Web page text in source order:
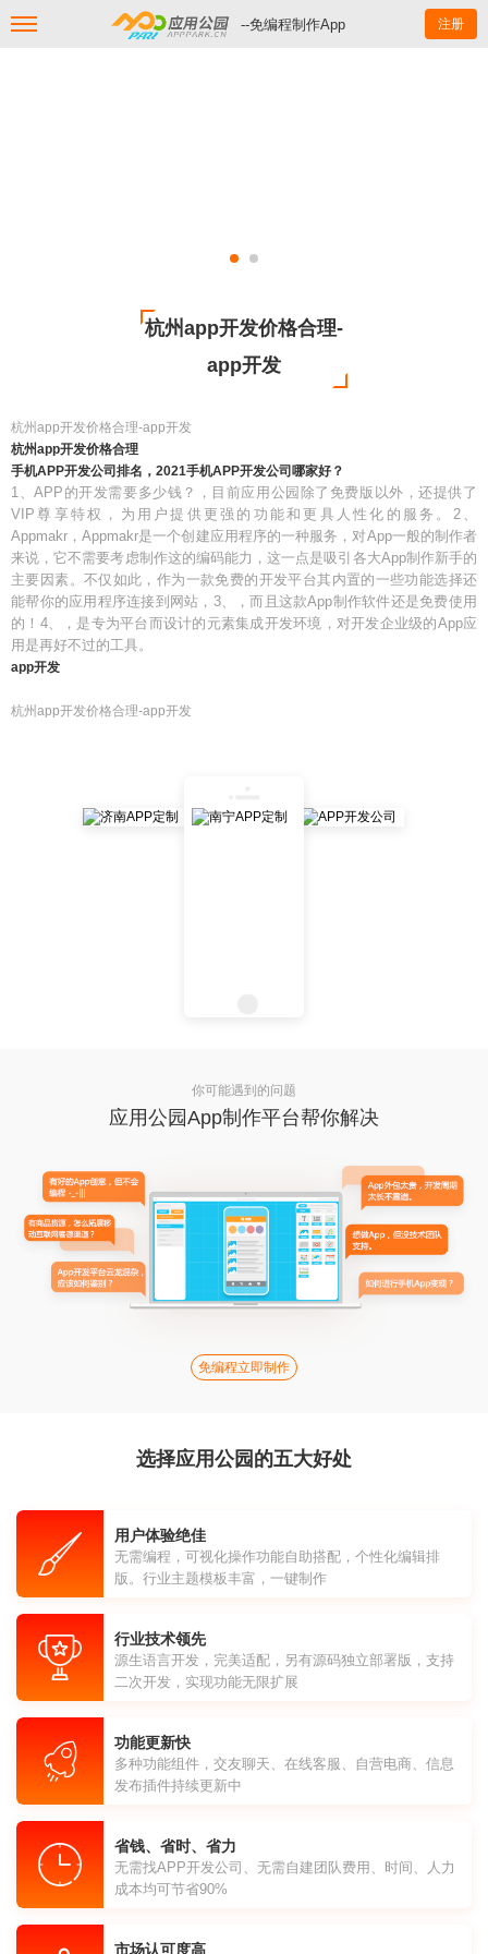
--免编程制作App 注册
杭州app开发价格合理-
app开发
杭州app开发价格合理-app开发
杭州app开发价格合理
手机APP开发公司排名，2021手机APP开发公司哪家好？
1、APP的开发需要多少钱？，目前应用公园除了免费版以外，还提供了
VIP尊享特权，为用户提供更强的功能和更具人性化的服务。2、
Appmakr，Appmakr是一个创建应用程序的一种服务，对App一般的制作者
来说，它不需要考虑制作这的编码能力，这一点是吸引各大App制作新手的
主要因素。不仅如此，作为一款免费的开发平台其内置的一些功能选择还
能帮你的应用程序连接到网站，3、，而且这款App制作软件还是免费使用
的！4、，是专为平台而设计的元素集成开发环境，对开发企业级的App应
用是再好不过的工具。
app开发
杭州app开发价格合理-app开发
你可能遇到的问题
应用公园App制作平台帮你解决
免编程立即制作
选择应用公园的五大好处
用户体验绝佳
无需编程，可视化操作功能自助搭配，个性化编辑排
版。行业主题模板丰富，一键制作
行业技术领先
源生语言开发，完美适配，另有源码独立部署版，支持
二次开发，实现功能无限扩展
功能更新快
多种功能组件，交友聊天、在线客服、自营电商、信息
发布插件持续更新中
省钱、省时、省力
无需找APP开发公司、无需自建团队费用、时间、人力
成本均可节省90%
市场认可度高